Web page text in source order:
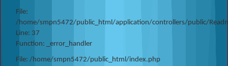
File:
/home/smpn5472/public_html/application/controllers/public/
Line: 37
Function: _error_handler
File: /home/smpn5472/public_html/index.php